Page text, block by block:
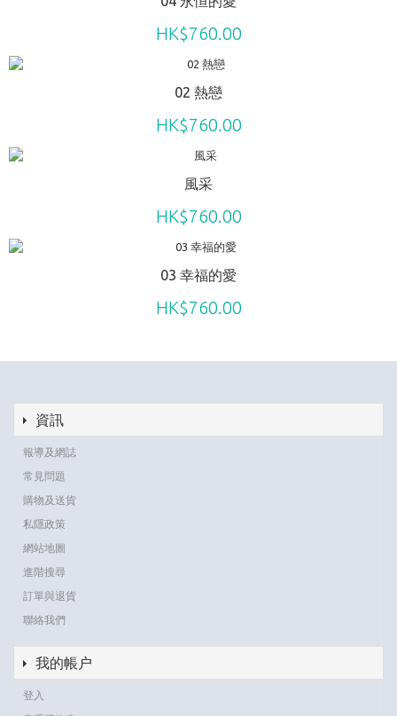
HK$760.00
02 熱戀
HK$760.00
風采
HK$760.00
03 幸福的愛
HK$760.00
資訊
報導及網誌
常見問題
購物及送貨
私隱政策
網站地圖
進階搜尋
訂單與退貨
聯絡我們
我的帳户
登入